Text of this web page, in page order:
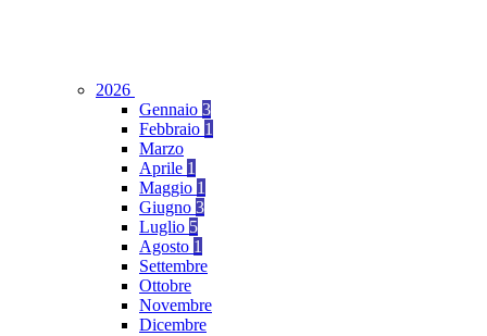
2026
Gennaio 3
Febbraio 1
Marzo
Aprile 1
Maggio 1
Giugno 3
Luglio 5
Agosto 1
Settembre
Ottobre
Novembre
Dicembre